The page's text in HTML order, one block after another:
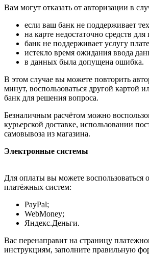
Вам могут отказать от авторизации в
если ваш банк не поддерживает
на карте недостаточно средств
банк не поддерживает услугу
истекло время ожидания ввода
в данных была допущена ошибка.
В этом случае вы можете повторить
минут, воспользоваться другой картой
банк для решения вопроса.
Безналичным расчётом можно
курьерской доставке, использовании
самовывоза из магазина.
Электронные системы
Для оплаты вы можете воспользоваться
платёжных систем:
PayPal;
WebMoney;
Яндекс.Деньги.
Вас перенаправит на страницу
инструкциям, заполните правильную